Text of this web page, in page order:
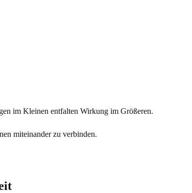
im Kleinen entfalten Wirkung im Größeren.
miteinander zu verbinden.